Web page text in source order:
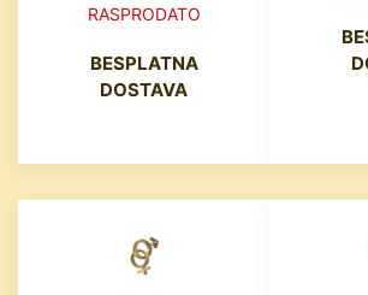
RASPRODATO
BESPLATNA
DOSTAVA